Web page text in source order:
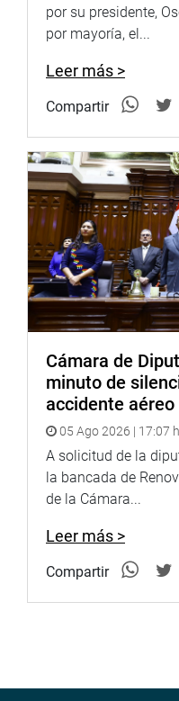
por su presidente,
por mayoría, el...
Leer más >
Compartir
Cámara de
minuto de
accidente aéreo
05 Ago 2026 | 17:07 h
A solicitud de la
la bancada de
de la Cámara...
Leer más >
Compartir